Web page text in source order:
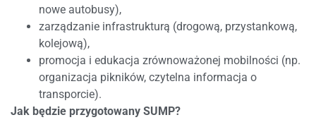
nowe autobusy),
zarządzanie infrastrukturą (drogową, przystankową,
kolejową),
promocja i edukacja zrównoważonej mobilności (np.
organizacja pikników, czytelna informacja o
transporcie).
Jak będzie przygotowany SUMP?